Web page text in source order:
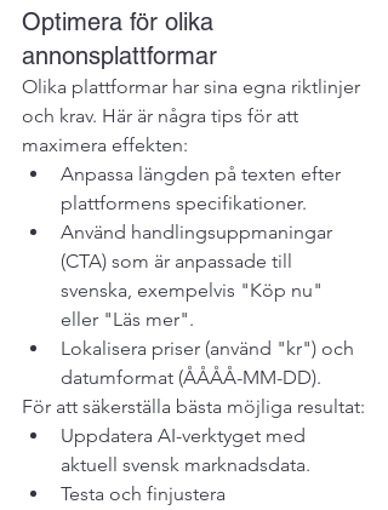
Optimera för olika
annonsplattformar
Olika plattformar har sina egna riktlinjer
och krav. Här är några tips för att
maximera effekten:
Anpassa längden på texten efter
plattformens specifikationer.
Använd handlingsuppmaningar
(CTA) som är anpassade till
svenska, exempelvis "Köp nu"
eller "Läs mer".
Lokalisera priser (använd "kr") och
datumformat (ÅÅÅÅ-MM-DD).
För att säkerställa bästa möjliga resultat:
Uppdatera AI-verktyget med
aktuell svensk marknadsdata.
Testa och finjustera